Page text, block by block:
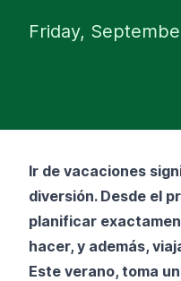
Friday,
Ir de vacaciones
diversión. Desde el
planificar
hacer, y además,
Este verano, toma